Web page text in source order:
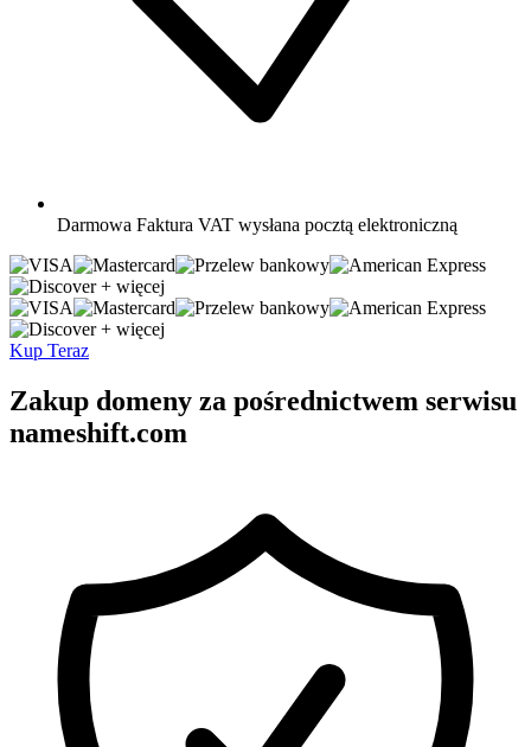
Darmowa Faktura VAT wysłana pocztą elektroniczną
+ więcej
+ więcej
Kup Teraz
Zakup domeny za pośrednictwem serwisu
nameshift.com